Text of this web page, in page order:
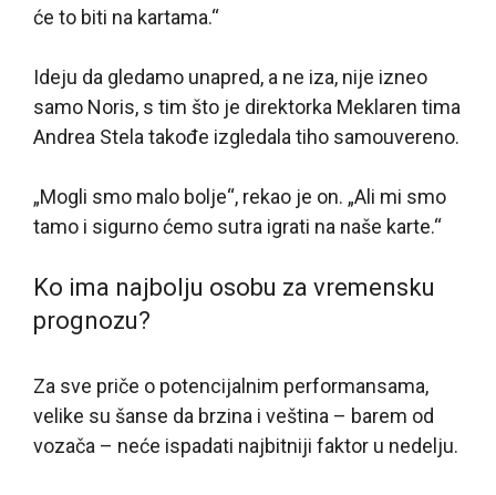
će to biti na kartama.“
Ideju da gledamo unapred, a ne iza, nije izneo
samo Noris, s tim što je direktorka Meklaren tima
Andrea Stela takođe izgledala tiho samouvereno.
„Mogli smo malo bolje“, rekao je on. „Ali mi smo
tamo i sigurno ćemo sutra igrati na naše karte.“
Ko ima najbolju osobu za vremensku
prognozu?
Za sve priče o potencijalnim performansama,
velike su šanse da brzina i veština – barem od
vozača – neće ispadati najbitniji faktor u nedelju.